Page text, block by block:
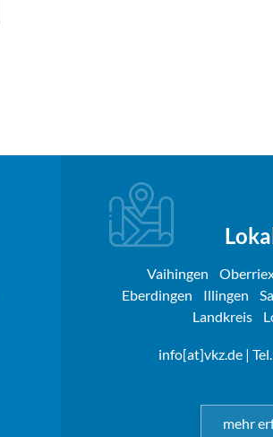
Vaihingen
Eberdingen
Illingen
Landkreis
info[at]vkz.de|
mehr